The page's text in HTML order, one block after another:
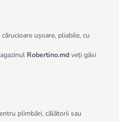
ușoare, pliabile, cu
Robertino.mdveți găsi
plimbări, călătorii sau